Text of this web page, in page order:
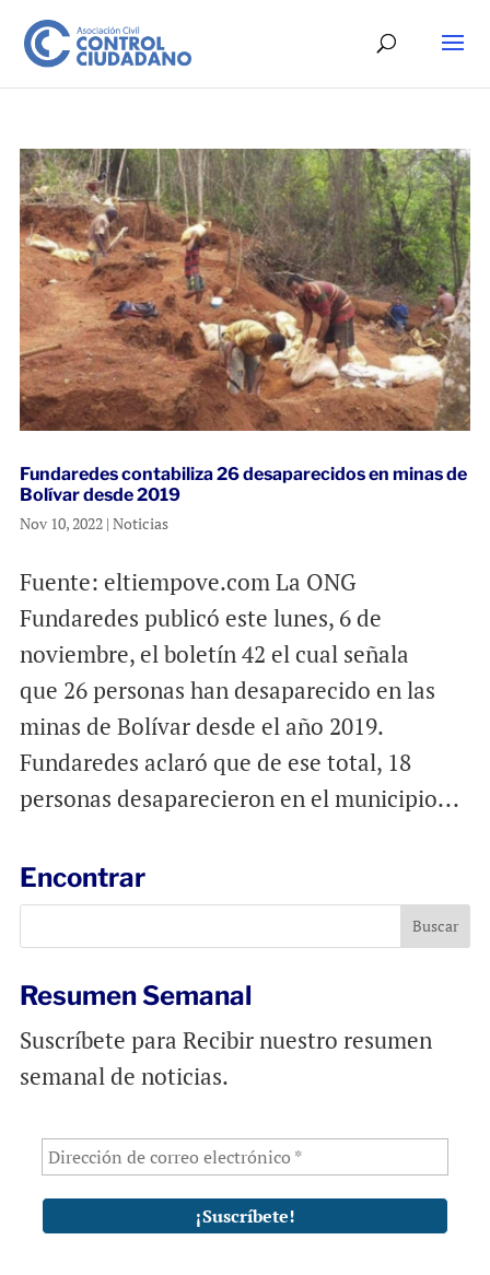
Fundaredes contabiliza 26 desaparecidos en minas de
Bolívar desde 2019
Nov 10, 2022| Noticias
Fuente: eltiempove.com La ONG
Fundaredes publicó este lunes, 6 de
noviembre, el boletín 42 el cual señala
que 26 personas han desaparecido en las
minas de Bolívar desde el año 2019.
Fundaredes aclaró que de ese total, 18
personas desaparecieron en el municipio...
Encontrar
Resumen Semanal
Suscríbete para Recibir nuestro resumen
semanal de noticias.